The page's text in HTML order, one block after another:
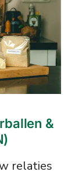
&
relaties